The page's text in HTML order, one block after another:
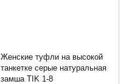
Женские туфли на высокой
танкетке серые натуральная
замша TIK 1-8